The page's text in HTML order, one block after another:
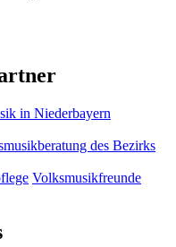
in Niederbayern
des Bezirks
Volksmusikfreunde